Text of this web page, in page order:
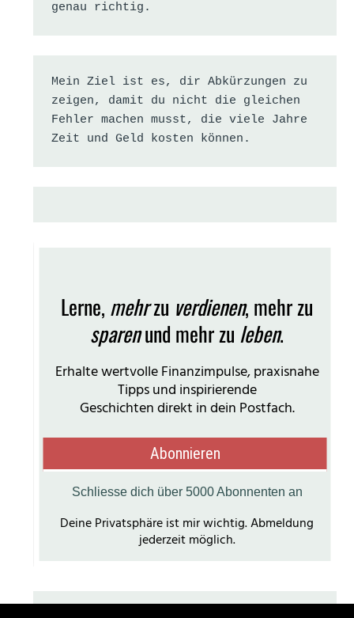
genau richtig.
Mein Ziel ist es, dir Abkürzungen zu
zeigen, damit du nicht die gleichen
Fehler machen musst, die viele Jahre
Zeit und Geld kosten können.